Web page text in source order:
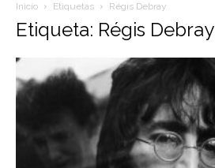
Hoy
Inicio Etiquetas Régis Debray
Etiqueta: Régis Debray